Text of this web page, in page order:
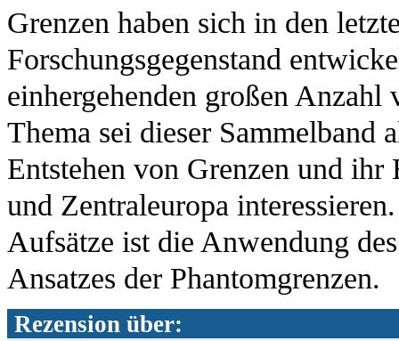
Grenzen haben sich in den
Forschungsgegenstand
einhergehenden großen Anzahl
Thema sei dieser Sammelband
Entstehen von Grenzen und
und Zentraleuropa
Aufsätze ist die Anwendung
Ansatzes der Phantomgrenzen.
Rezension über: